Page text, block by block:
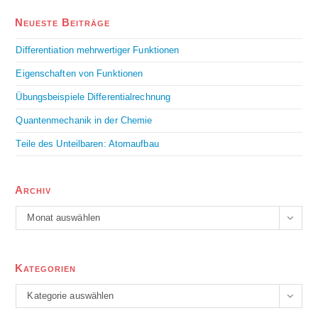
Neueste Beiträge
Differentiation mehrwertiger Funktionen
Eigenschaften von Funktionen
Übungsbeispiele Differentialrechnung
Quantenmechanik in der Chemie
Teile des Unteilbaren: Atomaufbau
Archiv
Monat auswählen
Kategorien
Kategorie auswählen